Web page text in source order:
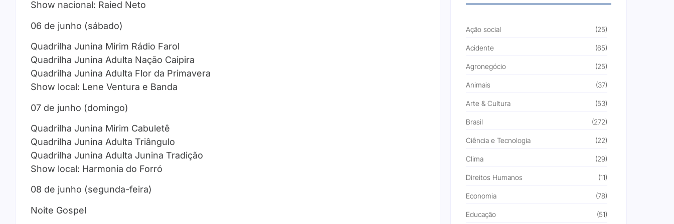
Show nacional: Raied Neto
06 de junho (sábado)
Quadrilha Junina Mirim Rádio Farol
Quadrilha Junina Adulta Nação Caipira
Quadrilha Junina Adulta Flor da Primavera
Show local: Lene Ventura e Banda
07 de junho (domingo)
Quadrilha Junina Mirim Cabuletê
Quadrilha Junina Adulta Triângulo
Quadrilha Junina Adulta Junina Tradição
Show local: Harmonia do Forró
08 de junho (segunda-feira)
Noite Gospel
Ação social (25)
Acidente (65)
Agronegócio (25)
Animais (37)
Arte & Cultura (53)
Brasil (272)
Ciência e Tecnologia (22)
Clima (29)
Direitos Humanos (11)
Economia (78)
Educação (51)